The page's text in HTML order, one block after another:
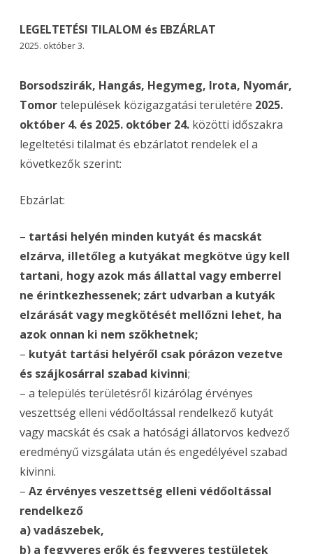
LEGELTETÉSI TILALOM és EBZÁRLAT
2025. október 3.
Borsodszirák, Hangás, Hegymeg, Irota, Nyomár,
Tomortelepülések közigazgatási területére 2025.
október 4. és 2025. október 24. közötti időszakra
legeltetési tilalmat és ebzárlatot rendelek el a
következők szerint:
Ebzárlat:
– tartási helyén minden kutyát és macskát
elzárva, illetőleg a kutyákat megkötve úgy kell
tartani, hogy azok más állattal vagy emberrel
ne érintkezhessenek; zárt udvarban a kutyák
elzárását vagy megkötését mellőzni lehet, ha
azok onnan ki nem szökhetnek;
– kutyát tartási helyéről csak pórázon vezetve
és szájkosárral szabad kivinni;
– a település területésről kizárólag érvényes
veszettség elleni védőoltással rendelkező kutyát
vagy macskát és csak a hatósági állatorvos kedvező
eredményű vizsgálata után és engedélyével szabad
kivinni.
– Az érvényes veszettség elleni védőoltással
rendelkező
a) vadászebek,
b) a fegyveres erők és fegyveres testületek